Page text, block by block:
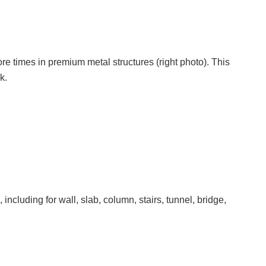
times in premium metal structures (right photo). This
for wall, slab, column, stairs, tunnel, bridge,